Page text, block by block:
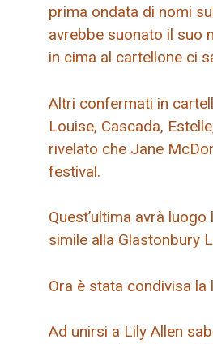
prima ondata di nomi
avrebbe suonato il suo
in cima al cartellone ci
Altri confermati in
Louise, Cascada,
rivelato che Jane
festival.
Quest’ultima avrà
simile alla Glastonbury
Ora è stata condivisa
Ad unirsi a Lily Allen